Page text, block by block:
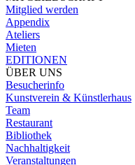
Mitglied werden
Appendix
Ateliers
Mieten
EDITIONEN
ÜBER UNS
Besucherinfo
Kunstverein & Künstlerhaus
Team
Restaurant
Bibliothek
Nachhaltigkeit
Veranstaltungen